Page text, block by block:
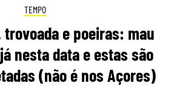
TEMPO
trovoada e poeiras: mau
nesta data e estas são
(não é nos Açores)